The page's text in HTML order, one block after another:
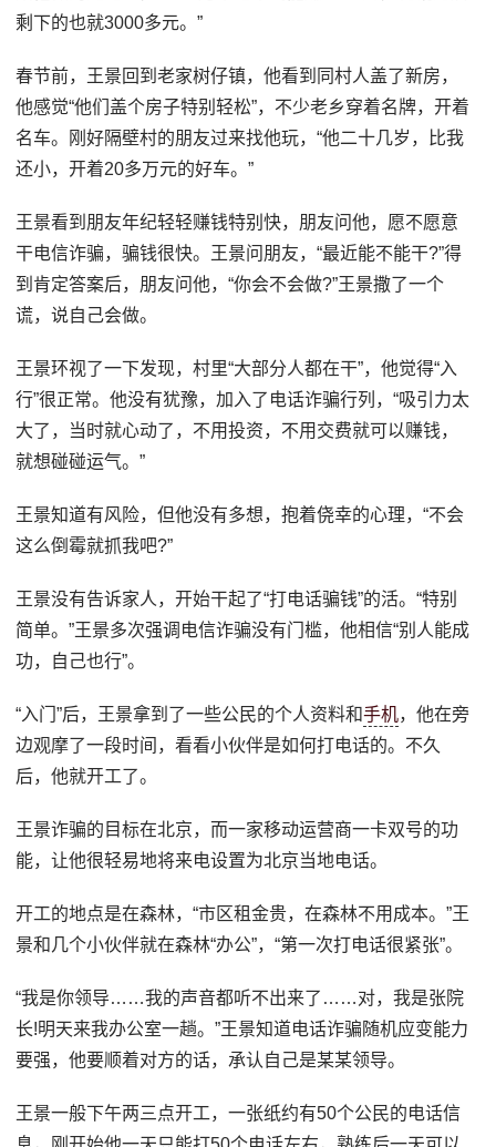
剩下的也就3000多元。”
春节前，王景回到老家树仔镇，他看到同村人盖了新房，
他感觉“他们盖个房子特别轻松”，不少老乡穿着名牌，开着
名车。刚好隔壁村的朋友过来找他玩，“他二十几岁，比我
还小，开着20多万元的好车。”
王景看到朋友年纪轻轻赚钱特别快，朋友问他，愿不愿意
干电信诈骗，骗钱很快。王景问朋友，“最近能不能干?”得
到肯定答案后，朋友问他，“你会不会做?”王景撒了一个
谎，说自己会做。
王景环视了一下发现，村里“大部分人都在干”，他觉得“入
行”很正常。他没有犹豫，加入了电话诈骗行列，“吸引力太
大了，当时就心动了，不用投资，不用交费就可以赚钱，
就想碰碰运气。”
王景知道有风险，但他没有多想，抱着侥幸的心理，“不会
这么倒霉就抓我吧?”
王景没有告诉家人，开始干起了“打电话骗钱”的活。“特别
简单。”王景多次强调电信诈骗没有门槛，他相信“别人能成
功，自己也行”。
“入门”后，王景拿到了一些公民的个人资料和手机，他在旁
边观摩了一段时间，看看小伙伴是如何打电话的。不久
后，他就开工了。
王景诈骗的目标在北京，而一家移动运营商一卡双号的功
能，让他很轻易地将来电设置为北京当地电话。
开工的地点是在森林，“市区租金贵，在森林不用成本。”王
景和几个小伙伴就在森林“办公”，“第一次打电话很紧张”。
“我是你领导……我的声音都听不出来了……对，我是张院
长!明天来我办公室一趟。”王景知道电话诈骗随机应变能力
要强，他要顺着对方的话，承认自己是某某领导。
王景一般下午两三点开工，一张纸约有50个公民的电话信